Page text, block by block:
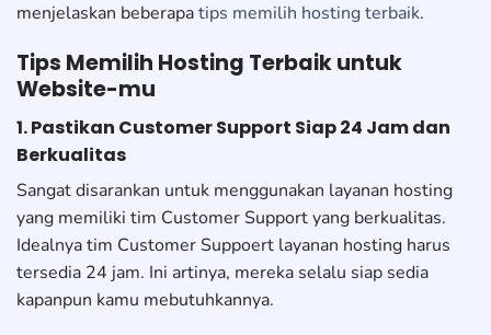
menjelaskan beberapatips memilih hosting terbaik.
Tips Memilih Hosting Terbaik untuk
Website-mu
1. Pastikan Customer Support Siap 24 Jam dan
Berkualitas
Sangat disarankan untuk menggunakan layanan hosting
yang memiliki tim Customer Support yang berkualitas.
Idealnya tim Customer Suppoert layanan hosting harus
tersedia 24 jam. Ini artinya, mereka selalu siap sedia
kapanpun kamu mebutuhkannya.